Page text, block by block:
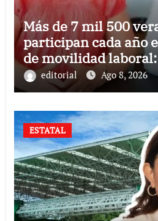
Más de 7 mil 500
participan cada año
de movilidad laboral:
editorial Ago 8, 2026
ESTATAL